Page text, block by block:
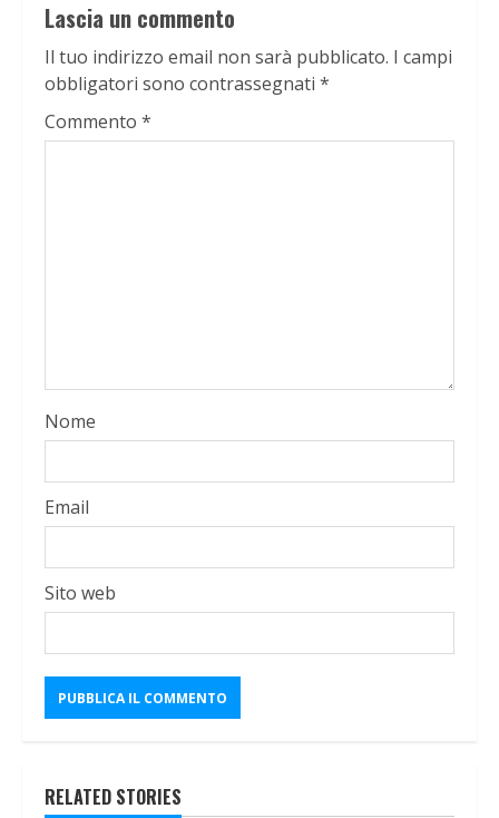
Lascia un commento
Il tuo indirizzo email non sarà pubblicato. I campi
obbligatori sono contrassegnati *
Commento *
Nome
Email
Sito web
RELATED STORIES